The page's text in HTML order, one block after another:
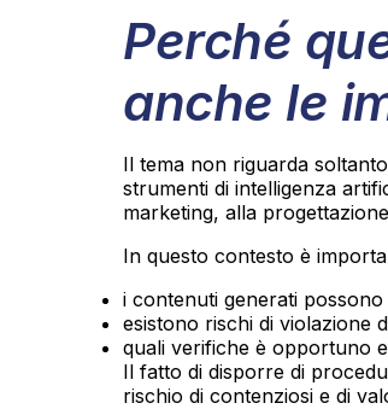
Perché
anche le
Il tema non riguarda
strumenti di intelligenza
marketing, alla
In questo contesto è
i contenuti generati
esistono rischi di violazione
quali verifiche è opportuno
Il fatto di disporre di
rischio di contenziosi e di